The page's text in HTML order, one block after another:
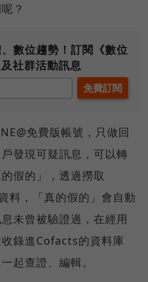
？
數位趨勢！訂閱《數位
社群活動訊息
免費版帳號，只做回
發現可疑訊息，可以轉
假的」，透過撈取
料，「真的假的」會自動
未曾被驗證過，在經用
錄進Cofacts的資料庫
起查證、編輯。